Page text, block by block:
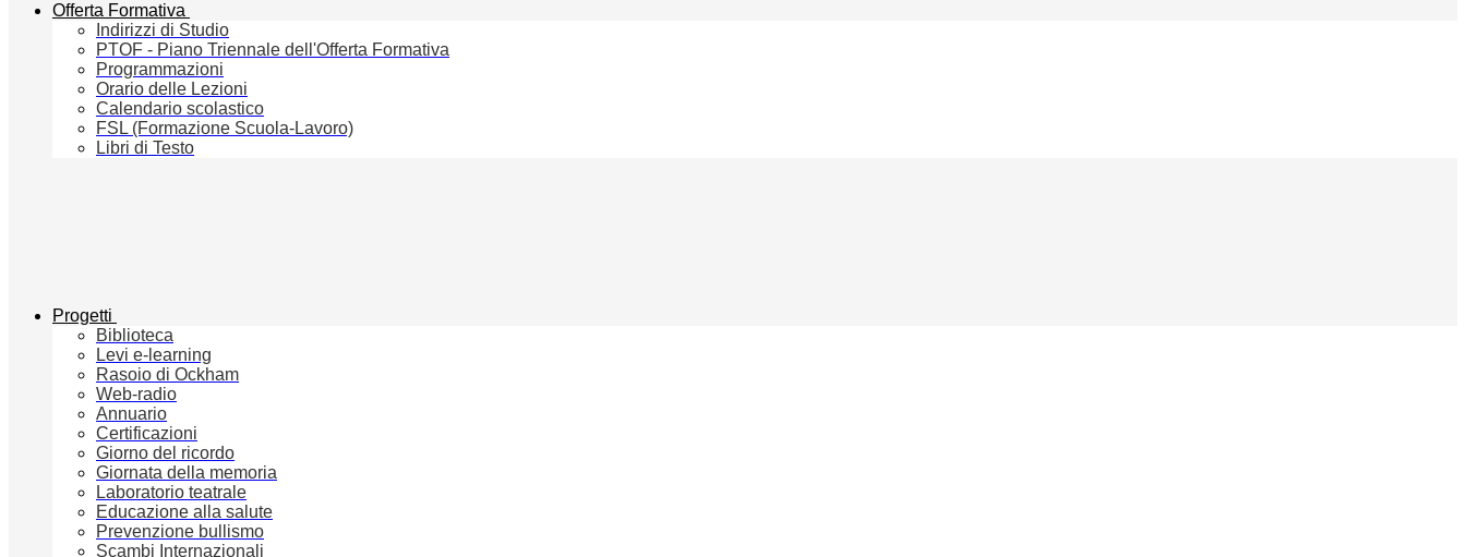
Offerta Formativa
Indirizzi di Studio
PTOF - Piano Triennale dell'Offerta Formativa
Programmazioni
Orario delle Lezioni
Calendario scolastico
FSL (Formazione Scuola-Lavoro)
Libri di Testo
Progetti
Biblioteca
Levi e-learning
Rasoio di Ockham
Web-radio
Annuario
Certificazioni
Giorno del ricordo
Giornata della memoria
Laboratorio teatrale
Educazione alla salute
Prevenzione bullismo
Scambi Internazionali